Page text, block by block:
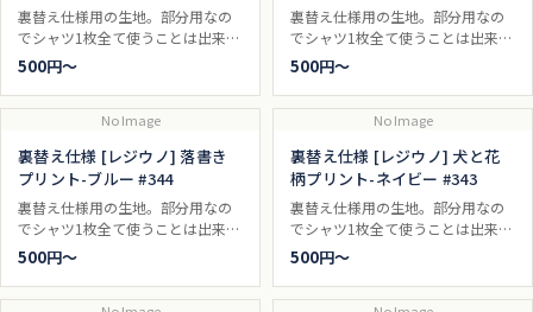
裏替え仕様用の生地。部分用なの
でシャツ1枚全て使うことは出来ま
せん。
500円〜
裏替え仕様用の生地。部分用なの
でシャツ1枚全て使うことは出来ま
せん。
500円〜
No Image
裏替え仕様 [レジウノ] 落書き
プリント-ブルー #344
裏替え仕様用の生地。部分用なの
でシャツ1枚全て使うことは出来ま
せん。
500円〜
No Image
裏替え仕様 [レジウノ] 犬と花
柄プリント-ネイビー #343
裏替え仕様用の生地。部分用なの
でシャツ1枚全て使うことは出来ま
せん。
500円〜